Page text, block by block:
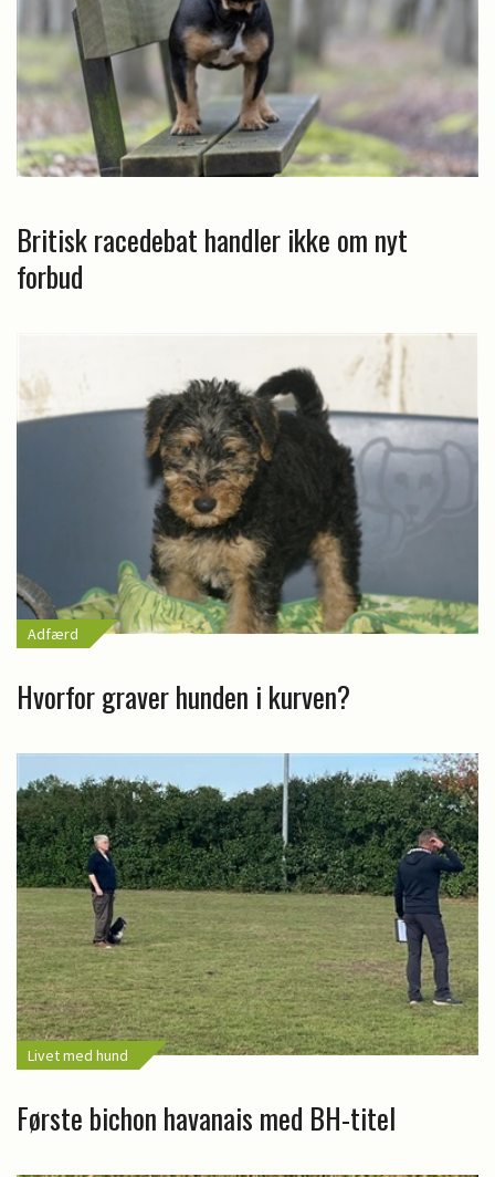
Britisk racedebat handler ikke om nyt
forbud
Adfærd
Hvorfor graver hunden i kurven?
Livet med hund
Første bichon havanais med BH-titel